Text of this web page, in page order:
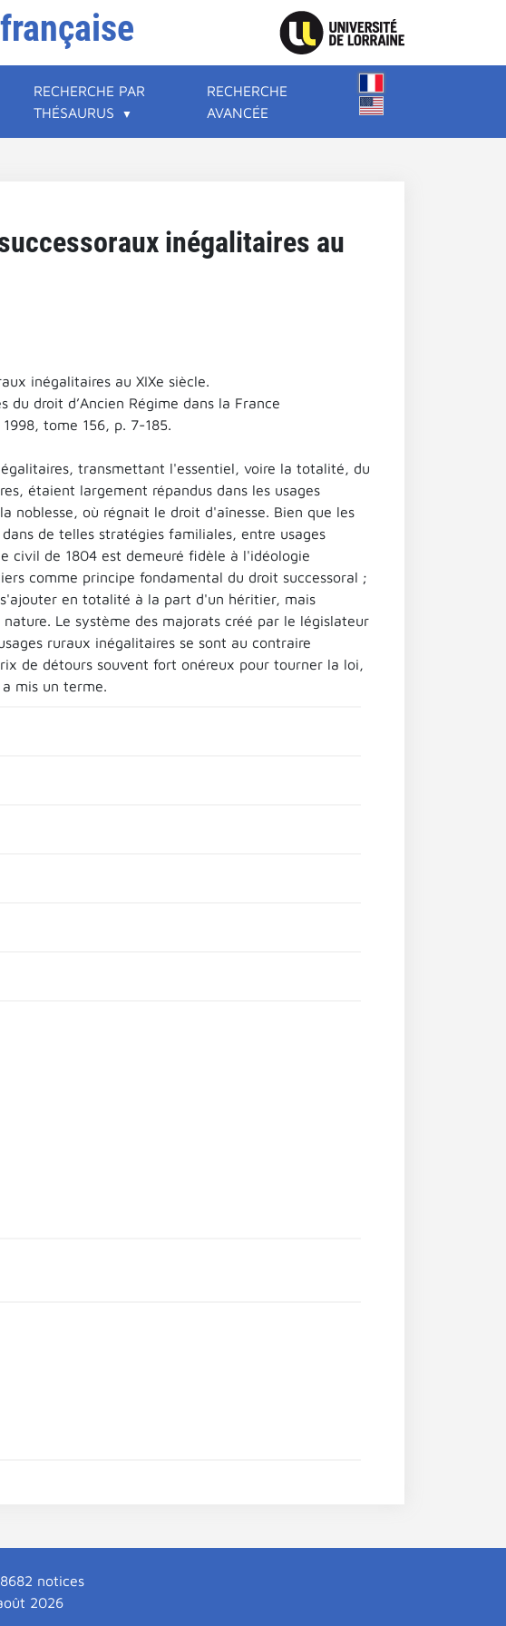
RECHERCHE PAR
THÉSAURUS
RECHERCHE
AVANCÉE
inégalitaires au
inégalitaires au XIXe siècle.
du droit d’Ancien Régime dans la France
tome 156, p. 7-185.
transmettant l'essentiel, voire la totalité, du
étaient largement répandus dans les usages
noblesse, où régnait le droit d'aînesse. Bien que les
de telles stratégies familiales, entre usages
civil de 1804 est demeuré fidèle à l'idéologie
comme principe fondamental du droit successoral ;
en totalité à la part d'un héritier, mais
Le système des majorats créé par le législateur
ruraux inégalitaires se sont au contraire
de détours souvent fort onéreux pour tourner la loi,
mis un terme.
notices
2026